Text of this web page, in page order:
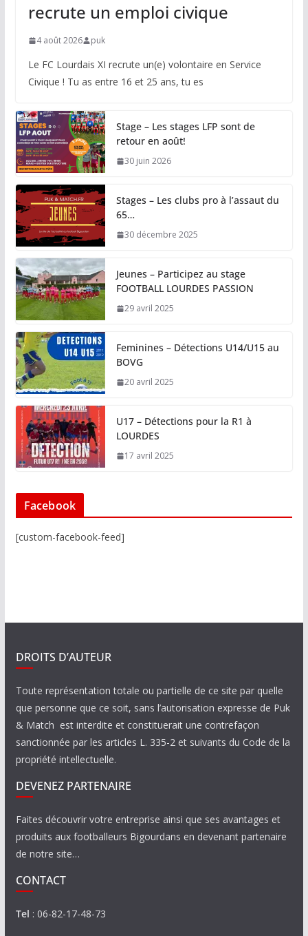
recrute un emploi civique
4 août 2026 puk
Le FC Lourdais XI recrute un(e) volontaire en Service
Civique ! Tu as entre 16 et 25 ans, tu es
Stage – Les stages LFP sont de
retour en août!
30 juin 2026
Stages – Les clubs pro à l’assaut du
65…
30 décembre 2025
Jeunes – Participez au stage
FOOTBALL LOURDES PASSION
29 avril 2025
Feminines – Détections U14/U15 au
BOVG
20 avril 2025
U17 – Détections pour la R1 à
LOURDES
17 avril 2025
Facebook
[custom-facebook-feed]
DROITS D’AUTEUR
Toute représentation totale ou partielle de ce site par quelle
que personne que ce soit, sans l’autorisation expresse de Puk
& Match est interdite et constituerait une contrefaçon
sanctionnée par les articles L. 335-2 et suivants du Code de la
propriété intellectuelle.
DEVENEZ PARTENAIRE
Faites découvrir votre entreprise ainsi que ses avantages et
produits aux footballeurs Bigourdans en devenant partenaire
de notre site…
CONTACT
Tel : 06-82-17-48-73